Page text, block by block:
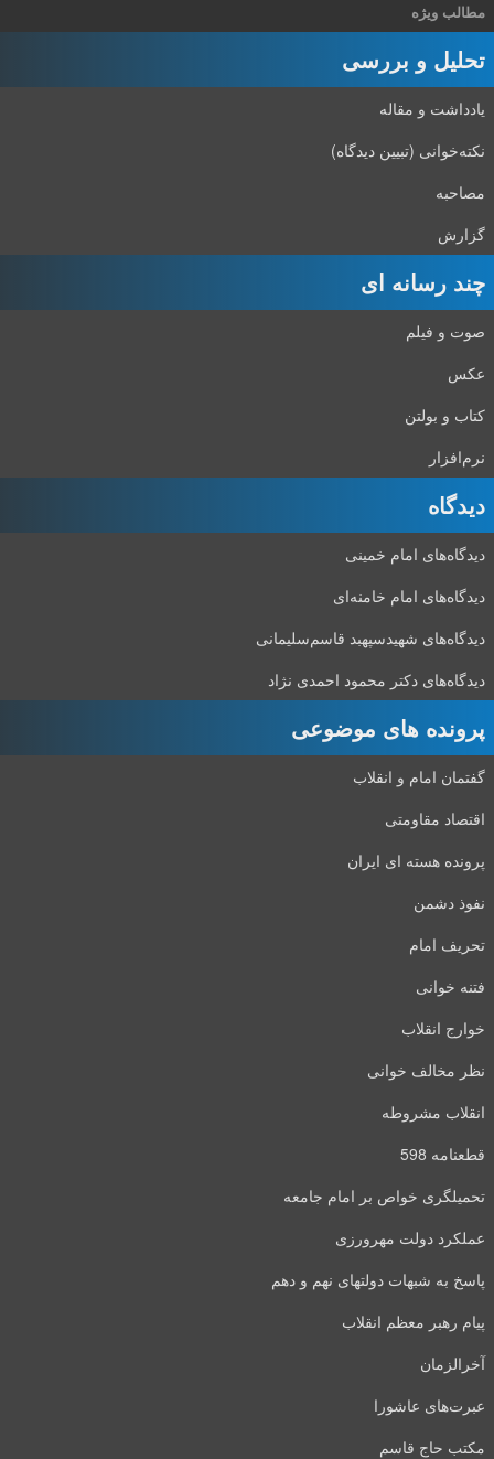
مطالب ویژه
تحلیل و بررسی
یادداشت و مقاله
نکته‌خوانی (تبیین دیدگاه)
مصاحبه
گزارش
چند رسانه ای
صوت و فیلم
عکس
کتاب و بولتن
نرم‌افزار
دیدگاه‌
دیدگاه‌های امام خمینی
دیدگاه‌های امام خامنه‌ای
دیدگاه‌های شهید‌سپهبد قاسم‌سلیمانی
دیدگاه‌های دکتر محمود احمدی نژاد
پرونده های موضوعی
گفتمان امام و انقلاب
اقتصاد مقاومتی
پرونده هسته ای ایران
نفوذ دشمن
تحریف امام
فتنه خوانی
خوارج انقلاب
نظر مخالف خوانی
انقلاب مشروطه
قطعنامه 598
تحمیلگری خواص بر امام جامعه
عملکرد دولت مهرورزی
پاسخ به شبهات دولتهای نهم و دهم
پیام رهبر معظم انقلاب
آخرالزمان
عبرت‌های عاشورا
مکتب حاج قاسم